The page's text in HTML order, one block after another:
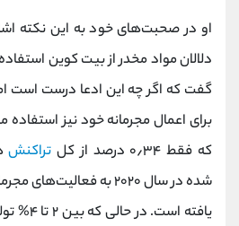
او در صحبت‌های خود به این نکته
دلالان مواد مخدر از بیت کوین
گفت که اگر چه این ادعا درست است
برای اعمال مجرمانه خود نیز
که فقط ۰٫۳۴ درصد از کل
تراکنش‌‌
‌شده در سال ۲۰۲۰ به
یافته